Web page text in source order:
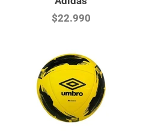
$22.990